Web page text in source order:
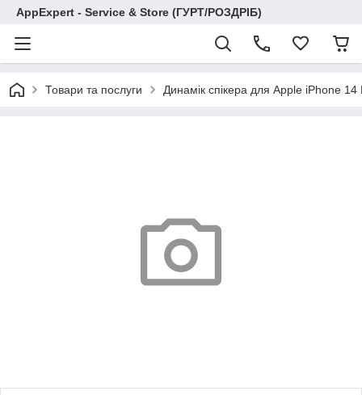
AppExpert - Service & Store (ГУРТ/РОЗДРІБ)
Товари та послуги Динамік спікера для Apple iPhone